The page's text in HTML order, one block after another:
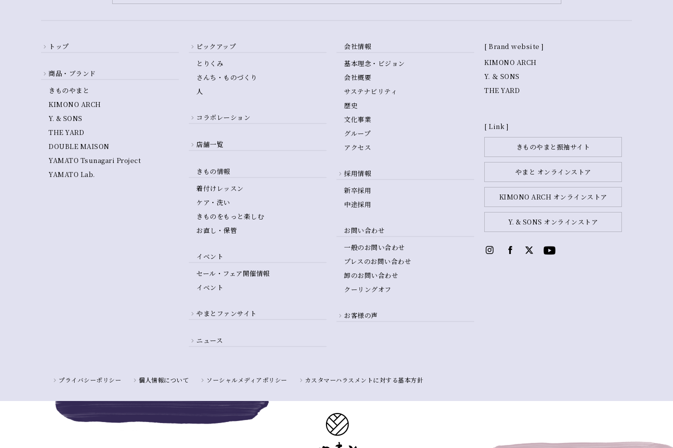
トップ
商品・ブランド
きものやまと
KIMONO ARCH
Y. & SONS
THE YARD
DOUBLE MAISON
YAMATO Tsunagari Project
YAMATO Lab.
ピックアップ
とりくみ
さんち・ものづくり
人
コラボレーション
店舗一覧
きもの情報
着付けレッスン
ケア・洗い
きものをもっと楽しむ
お直し・保管
イベント
セール・フェア開催情報
イベント
やまとファンサイト
ニュース
会社情報
基本理念・ビジョン
会社概要
サステナビリティ
歴史
文化事業
グループ
アクセス
採用情報
新卒採用
中途採用
お問い合わせ
一般のお問い合わせ
プレスのお問い合わせ
卸のお問い合わせ
クーリングオフ
お客様の声
プライバシーポリシー 個人情報について ソーシャルメディアポリシー カスタマーハラスメントに対する基本方針
[ Brand website ]
KIMONO ARCH
Y. ＆ SONS
THE YARD
[ Link ]
きものやまと振袖サイト
やまと オンラインストア
KIMONO ARCH オンラインストア
Y. & SONS オンラインストア